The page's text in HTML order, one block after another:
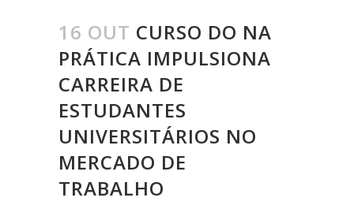
16 OUT CURSO DO NA
PRÁTICA IMPULSIONA
CARREIRA DE
ESTUDANTES
UNIVERSITÁRIOS NO
MERCADO DE
TRABALHO